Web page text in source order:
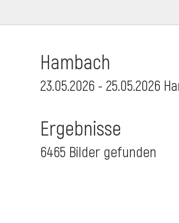
Hambach
23.05.2026 - 25.05.2026
Ergebnisse
6465 Bilder gefunden